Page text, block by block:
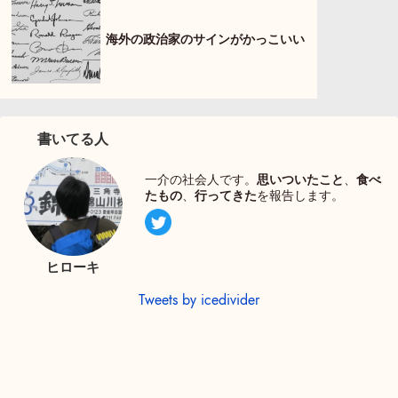
海外の政治家のサインがかっこいい
書いてる人
ヒローキ
一介の社会人です。 思いついたこと、 食べ
たもの、 行ってきたを報告します。
Tweets by icedivider